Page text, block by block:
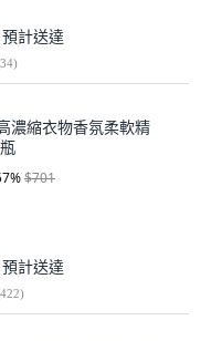
預計送達
34)
濃縮衣物香氛柔軟精
%$701
預計送達
422)